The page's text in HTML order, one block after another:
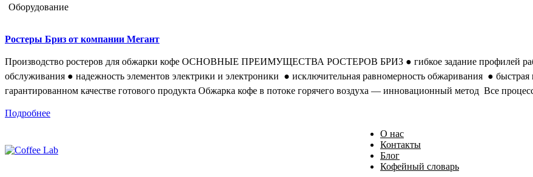
Оборудование
Ростеры Бриз от компании Мегант
Производство ростеров для обжарки кофе ОСНОВНЫЕ ПРЕИМУЩЕСТВА РОСТЕРОВ БРИЗ ● гибкое задание профилей
обслуживания ● надежность элементов электрики и электроники ● исключительная равномерность обжаривания ●
гарантированном качестве готового продукта Обжарка кофе в потоке горячего воздуха — инновационный метод Все
Подробнее
О нас
Контакты
Блог
Кофейный словарь